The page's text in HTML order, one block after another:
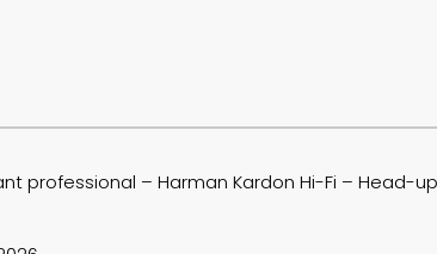
professional – Harman Kardon Hi-Fi –